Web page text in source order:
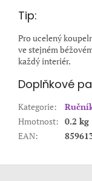
Tip:
Pro ucelený
ve stejném
každý interiér.
Doplňkové
Kategorie:
Hmotnost: 0.2 kg
EAN: